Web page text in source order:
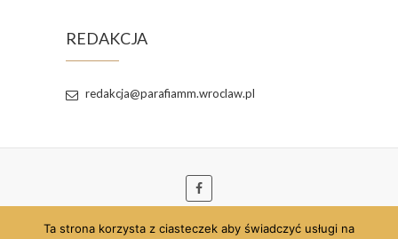
REDAKCJA
redakcja@parafiamm.wroclaw.pl
Ta strona korzysta z ciasteczek aby świadczyć usługi na